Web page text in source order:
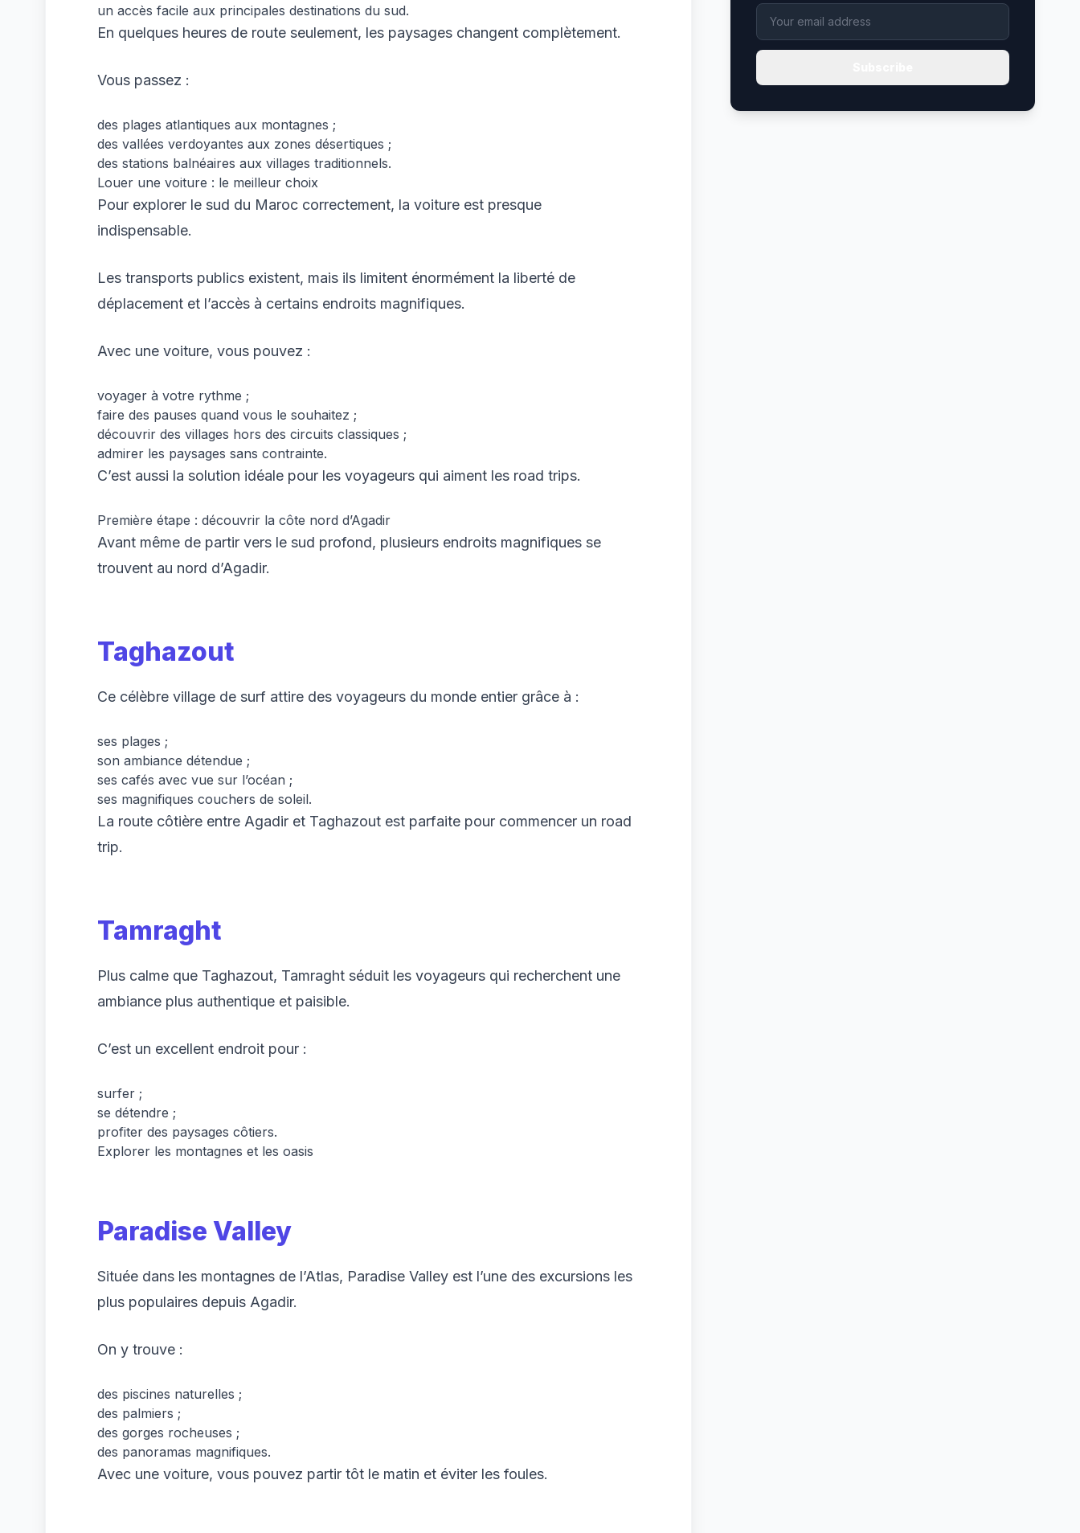
un accès facile aux principales destinations du sud.
En quelques heures de route seulement, les paysages changent complètement.
Vous passez :
des plages atlantiques aux montagnes ;
des vallées verdoyantes aux zones désertiques ;
des stations balnéaires aux villages traditionnels.
Louer une voiture : le meilleur choix
Pour explorer le sud du Maroc correctement, la voiture est presque
indispensable.
Les transports publics existent, mais ils limitent énormément la liberté de
déplacement et l’accès à certains endroits magnifiques.
Avec une voiture, vous pouvez :
voyager à votre rythme ;
faire des pauses quand vous le souhaitez ;
découvrir des villages hors des circuits classiques ;
admirer les paysages sans contrainte.
C’est aussi la solution idéale pour les voyageurs qui aiment les road trips.
Première étape : découvrir la côte nord d’Agadir
Avant même de partir vers le sud profond, plusieurs endroits magnifiques se
trouvent au nord d’Agadir.
Taghazout
Ce célèbre village de surf attire des voyageurs du monde entier grâce à :
ses plages ;
son ambiance détendue ;
ses cafés avec vue sur l’océan ;
ses magnifiques couchers de soleil.
La route côtière entre Agadir et Taghazout est parfaite pour commencer un road
trip.
Tamraght
Plus calme que Taghazout, Tamraght séduit les voyageurs qui recherchent une
ambiance plus authentique et paisible.
C’est un excellent endroit pour :
surfer ;
se détendre ;
profiter des paysages côtiers.
Explorer les montagnes et les oasis
Paradise Valley
Située dans les montagnes de l’Atlas, Paradise Valley est l’une des excursions les
plus populaires depuis Agadir.
On y trouve :
des piscines naturelles ;
des palmiers ;
des gorges rocheuses ;
des panoramas magnifiques.
Avec une voiture, vous pouvez partir tôt le matin et éviter les foules.